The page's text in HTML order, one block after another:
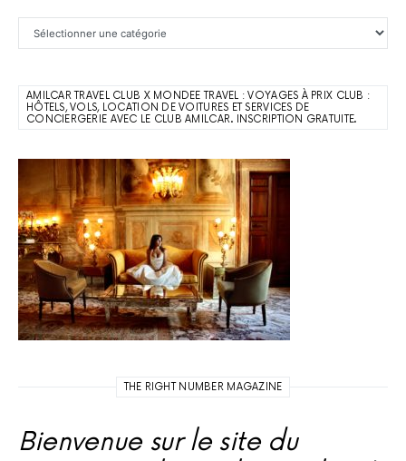
AMILCAR TRAVEL CLUB X MONDEE TRAVEL : VOYAGES À PRIX CLUB :
HÔTELS, VOLS, LOCATION DE VOITURES ET SERVICES DE
CONCIERGERIE AVEC LE CLUB AMILCAR. INSCRIPTION GRATUITE.
THE RIGHT NUMBER MAGAZINE
Bienvenue sur le site du